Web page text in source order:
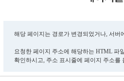
해당 페이지는 경로가 변경되었거나, 서
요청한 페이지 주소에 해당하는 HTML 파
확인하시고, 주소 표시줄에 페이지 주소